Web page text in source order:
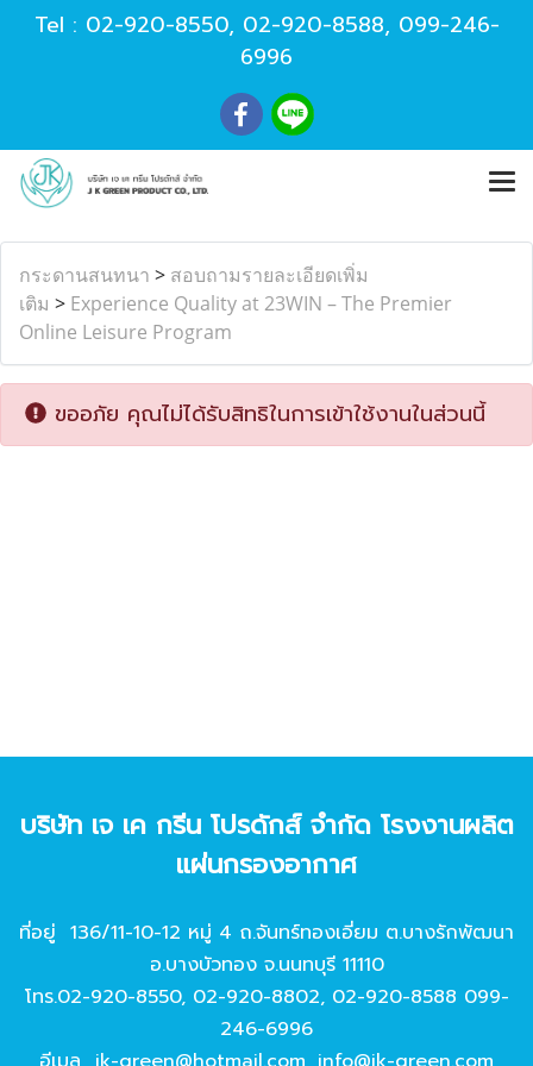
Tel : 02-920-8550, 02-920-8588, 099-246-
6996
กระดานสนทนา > สอบถามรายละเอียดเพิ่ม
เติม > Experience Quality at 23WIN – The Premier
Online Leisure Program
ขออภัย คุณไม่ได้รับสิทธิในการเข้าใช้งานในส่วนนี้
บริษัท เจ เค กรีน โปรดักส์ จํากัด โรงงานผลิต
แผ่นกรองอากาศ
ที่อยู่ 136/11-10-12 หมู่ 4 ถ.จันทร์ทองเอี่ยม ต.บางรักพัฒนา
อ.บางบัวทอง จ.นนทบุรี 11110
โทร.02-920-8550, 02-920-8802, 02-920-8588 099-
246-6996